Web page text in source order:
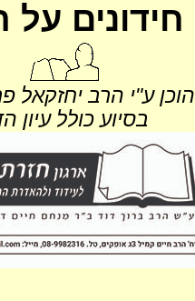
חידונים על
הוכן ע"י הרב יחזקאל
בסיוע כולל עיון